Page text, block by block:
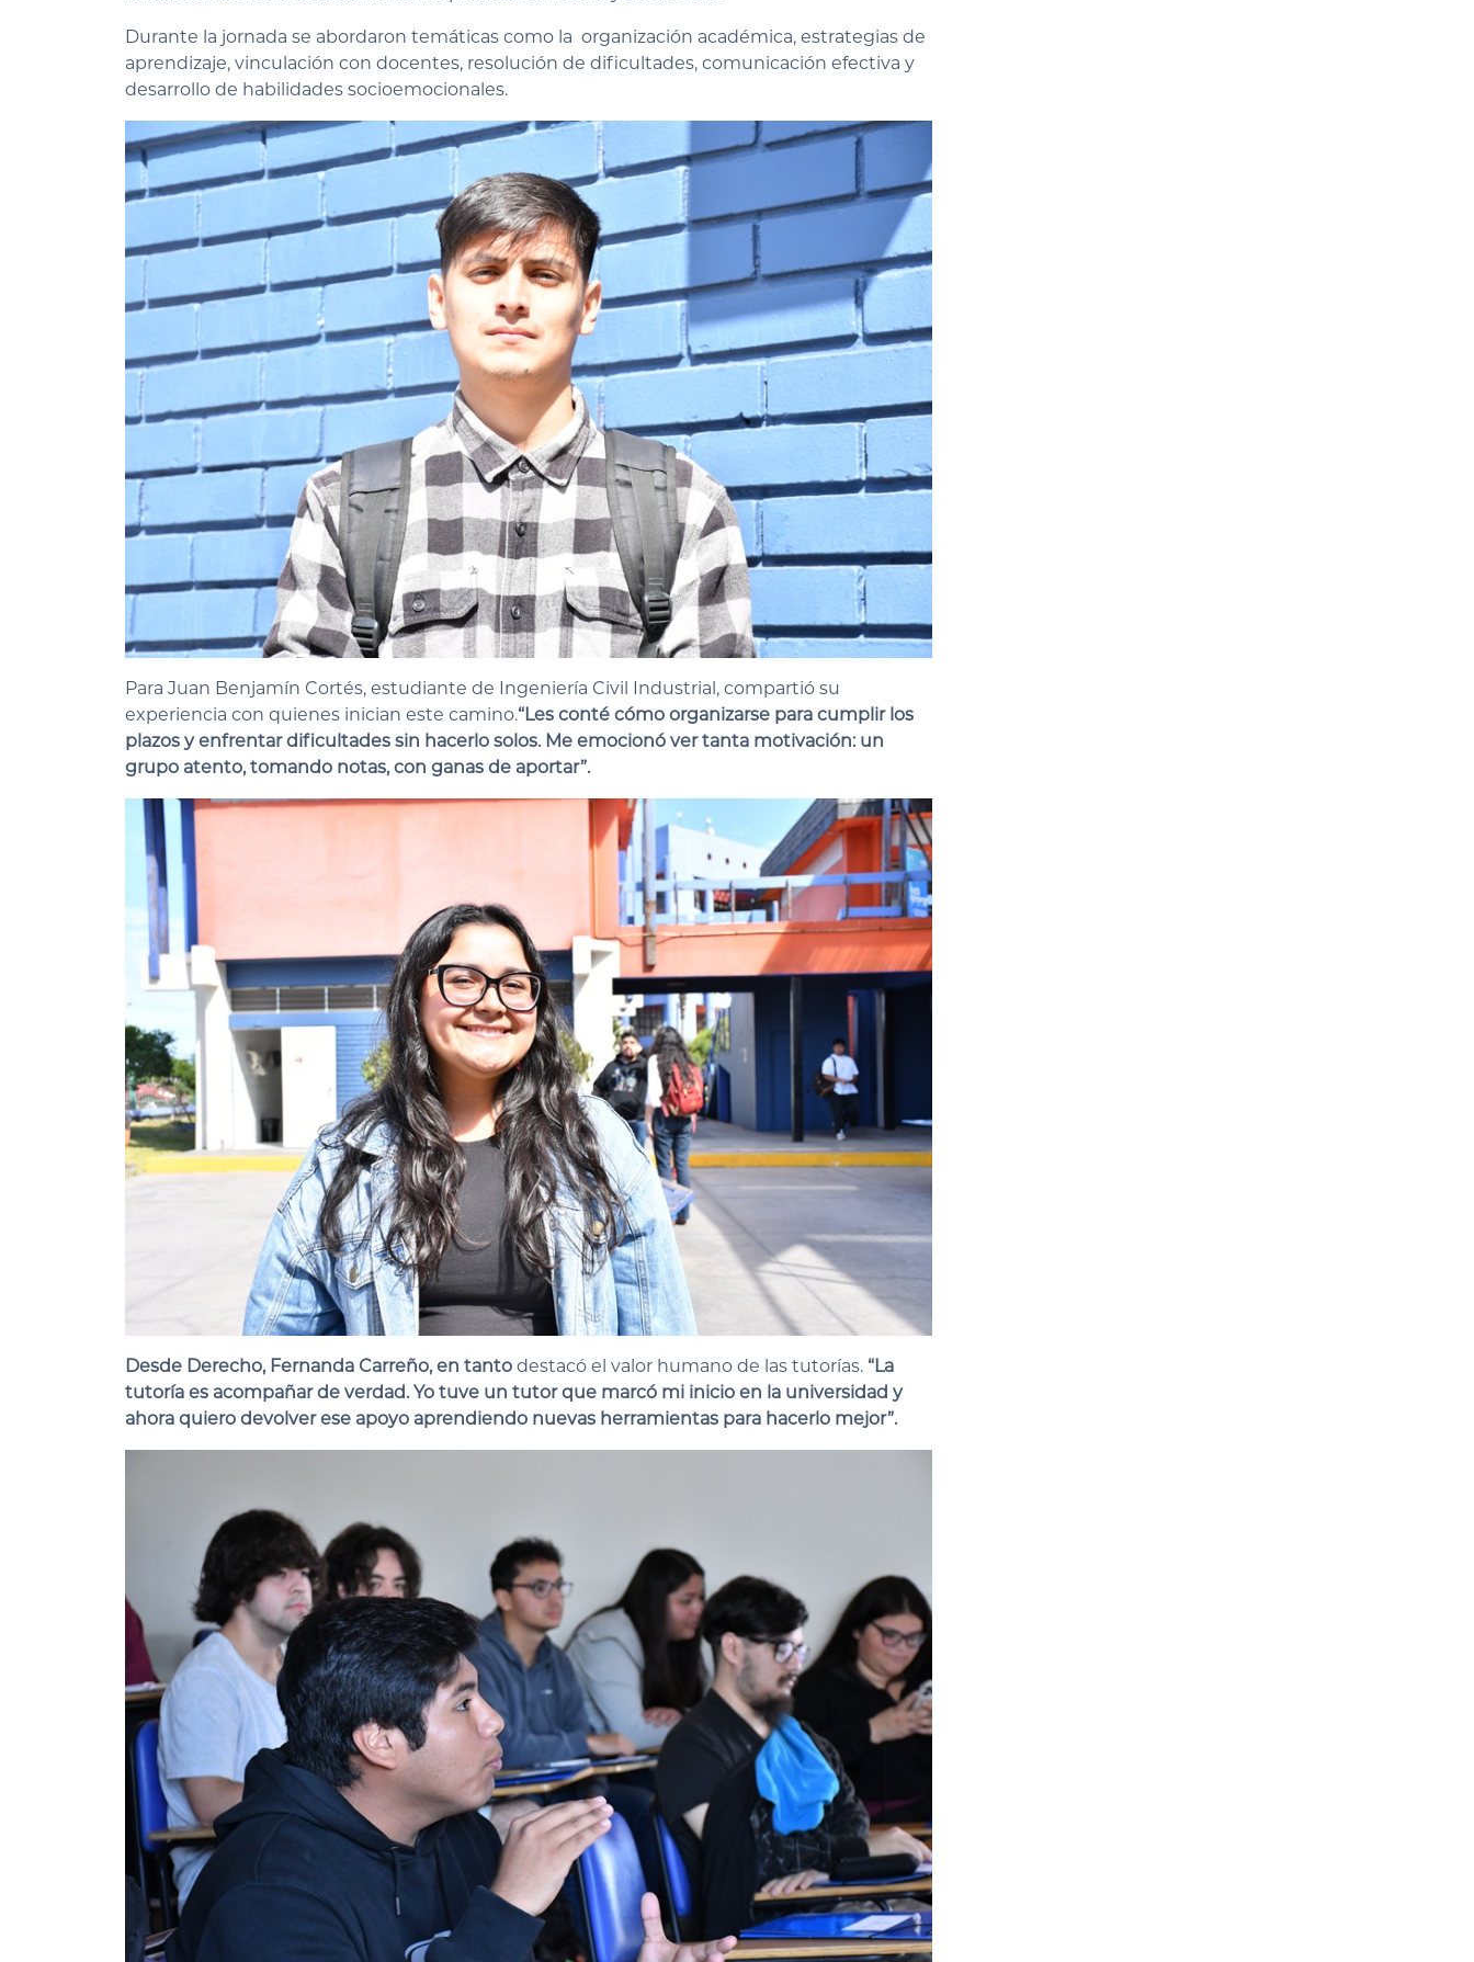
Durante la jornada se abordaron temáticas como la organización académica, estrategias de
aprendizaje, vinculación con docentes, resolución de dificultades, comunicación efectiva y
desarrollo de habilidades socioemocionales.
Para Juan Benjamín Cortés, estudiante de Ingeniería Civil Industrial, compartió su
experiencia con quienes inician este camino.“Les conté cómo organizarse para cumplir los
plazos y enfrentar dificultades sin hacerlo solos. Me emocionó ver tanta motivación: un
grupo atento, tomando notas, con ganas de aportar”.
Desde Derecho, Fernanda Carreño, en tanto destacó el valor humano de las tutorías. “La
tutoría es acompañar de verdad. Yo tuve un tutor que marcó mi inicio en la universidad y
ahora quiero devolver ese apoyo aprendiendo nuevas herramientas para hacerlo mejor”.